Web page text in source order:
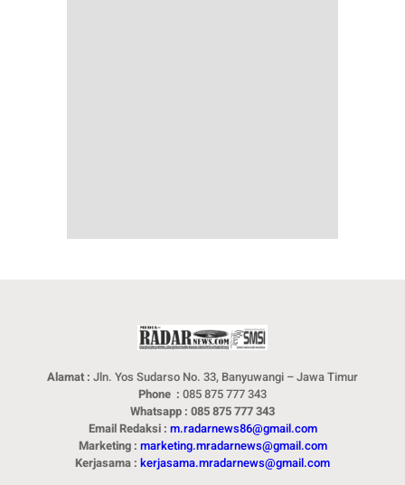
Alamat : Jln. Yos Sudarso No. 33, Banyuwangi – Jawa Timur
Phone : 085 875 777 343
Whatsapp : 085 875 777 343
Email Redaksi : m.radarnews86@gmail.com
Marketing : marketing.mradarnews@gmail.com
Kerjasama : kerjasama.mradarnews@gmail.com